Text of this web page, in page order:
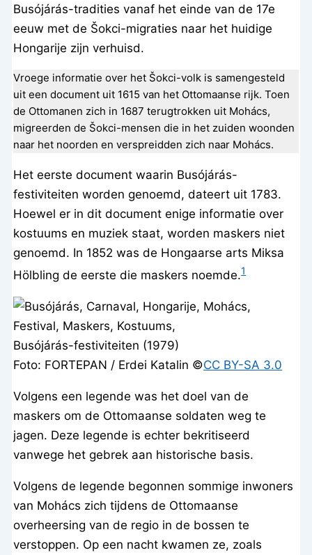
Busójárás-tradities vanaf het einde van de 17e
eeuw met de Šokci-migraties naar het huidige
Hongarije zijn verhuisd.
Vroege informatie over het Šokci-volk is samengesteld
uit een document uit 1615 van het Ottomaanse rijk. Toen
de Ottomanen zich in 1687 terugtrokken uit Mohács,
migreerden de Šokci-mensen die in het zuiden woonden
naar het noorden en verspreidden zich naar Mohács.
Het eerste document waarin Busójárás-
festiviteiten worden genoemd, dateert uit 1783.
Hoewel er in dit document enige informatie over
kostuums en muziek staat, worden maskers niet
genoemd. In 1852 was de Hongaarse arts Miksa
Hölbling de eerste die maskers noemde.1
Busójárás-festiviteiten (1979)
Foto: FORTEPAN / Erdei Katalin ©CC BY-SA 3.0
Volgens een legende was het doel van de
maskers om de Ottomaanse soldaten weg te
jagen. Deze legende is echter bekritiseerd
vanwege het gebrek aan historische basis.
Volgens de legende begonnen sommige inwoners
van Mohács zich tijdens de Ottomaanse
overheersing van de regio in de bossen te
verstoppen. Op een nacht kwamen ze, zoals